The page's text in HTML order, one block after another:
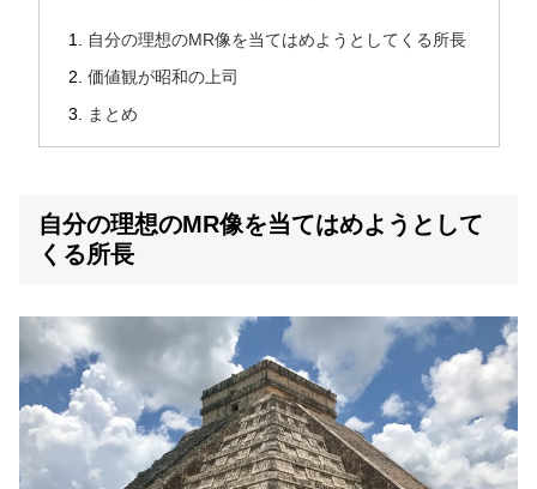
自分の理想のMR像を当てはめようとしてくる所長
価値観が昭和の上司
まとめ
自分の理想のMR像を当てはめようとして
くる所長